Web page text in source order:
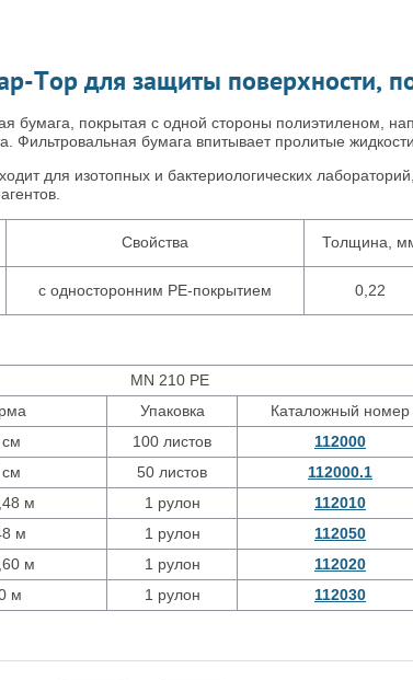
Top для защиты поверхности,
бумага, покрытая с одной стороны полиэтиленом,
Фильтровальная бумага впитывает пролитые
для изотопных и бактериологических
Свойства Толщина,
с односторонним PE-покрытием 0,22
MN 210 PE
Упаковка
Каталожный номер
100 листов
112000
50 листов
112000.1
м
1 рулон
112010
м
1 рулон
112050
м
1 рулон
112020
м
1 рулон 112030